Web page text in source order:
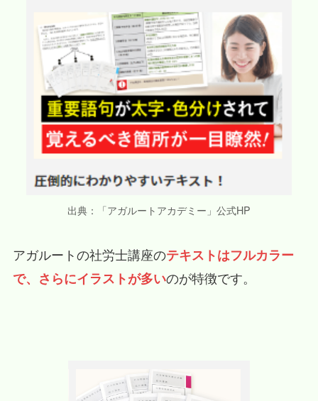
出典：「アガルートアカデミー」公式HP
アガルートの社労士講座のテキストはフルカラー
で、さらにイラストが多いのが特徴です。